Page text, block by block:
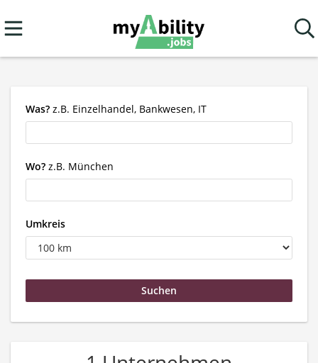
Was? z.B. Einzelhandel, Bankwesen, IT
Wo? z.B. München
Umkreis